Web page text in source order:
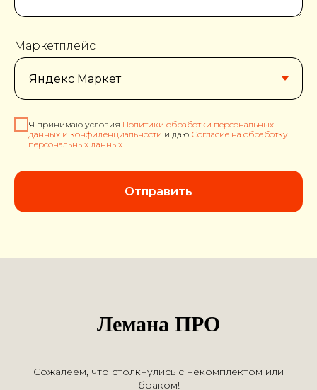
Маркетплейс
Я принимаю условия Политики обработки персональных
данных и конфиденциальности и даю Согласие на обработку
персональных данных
Отправить
Лемана ПРО
Сожалеем, что столкнулись с некомплектом или
браком!